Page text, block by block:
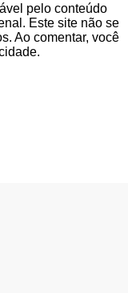
pelo conteúdo
Este site não se
Ao comentar, você